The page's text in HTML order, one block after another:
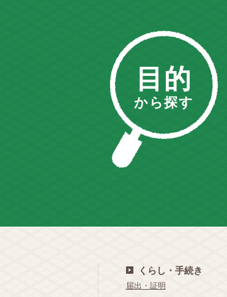
目的
から探す
くらし・手続き
届出・証明